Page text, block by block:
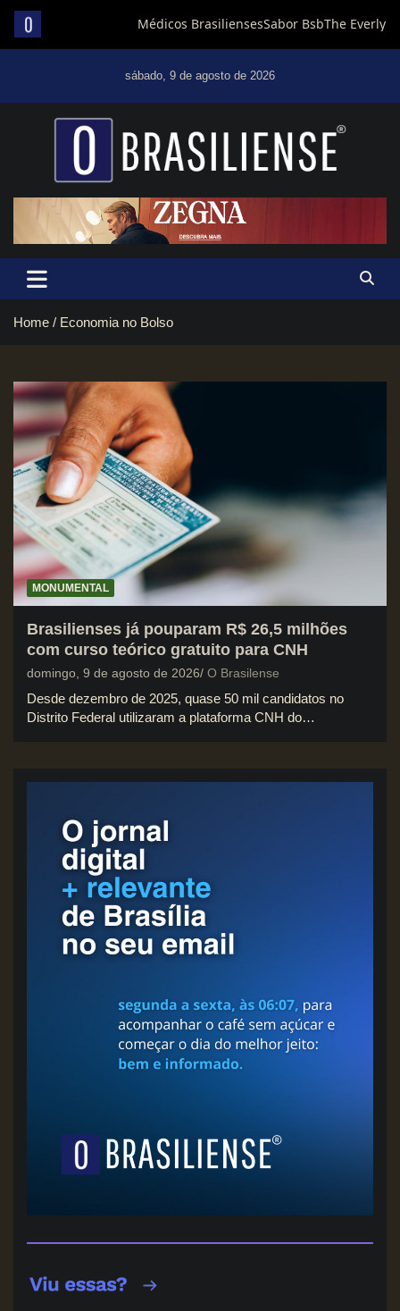
sábado, 9 de agosto de 2026
Um diário de notícias que trabalha por Brasília
Home Economia no Bolso
MONUMENTAL
Brasilienses já pouparam R$ 26,5 milhões
com curso teórico gratuito para CNH
domingo, 9 de agosto de 2026 O Brasilense
Desde dezembro de 2025, quase 50 mil candidatos no
Distrito Federal utilizaram a plataforma CNH do…